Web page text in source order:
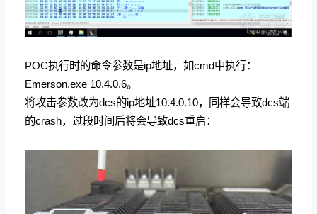
POC执行时的命令参数是ip地址，如cmd中执行：
Emerson.exe 10.4.0.6。
将攻击参数改为dcs的ip地址10.4.0.10，同样会导致dcs端
的crash，过段时间后将会导致dcs重启：